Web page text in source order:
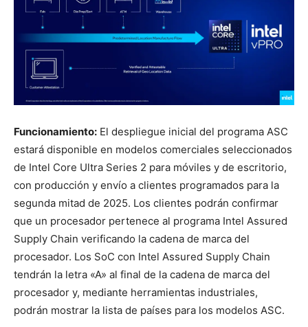
Funcionamiento: El despliegue inicial del programa ASC
estará disponible en modelos comerciales seleccionados
de Intel Core Ultra Series 2 para móviles y de escritorio,
con producción y envío a clientes programados para la
segunda mitad de 2025. Los clientes podrán confirmar
que un procesador pertenece al programa Intel Assured
Supply Chain verificando la cadena de marca del
procesador. Los SoC con Intel Assured Supply Chain
tendrán la letra «A» al final de la cadena de marca del
procesador y, mediante herramientas industriales,
podrán mostrar la lista de países para los modelos ASC.